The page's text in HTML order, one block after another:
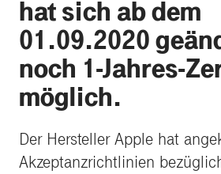
hat sich ab dem
01.09.2020
noch 1-Jahres-
möglich.
Der Hersteller Apple hat
Akzeptanzrichtlinien